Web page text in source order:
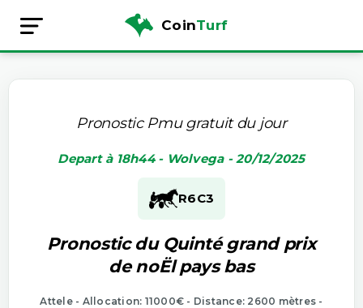
CoinTurf
Pronostic Pmu gratuit du jour
Depart à 18h44 - Wolvega - 20/12/2025
R6C3
Pronostic du Quinté grand prix
de noËl pays bas
Attele - Allocation: 11000€ - Distance: 2600 mètres -